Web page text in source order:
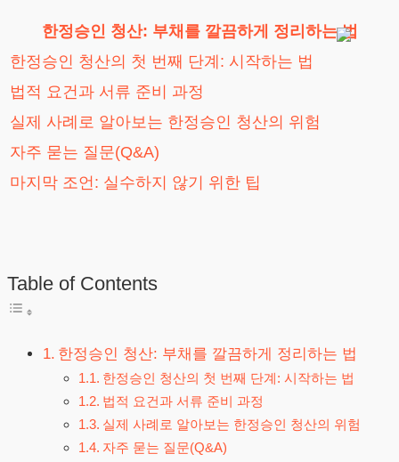
한정승인 청산: 부채를 깔끔하게 정리하는 법
한정승인 청산의 첫 번째 단계: 시작하는 법
법적 요건과 서류 준비 과정
실제 사례로 알아보는 한정승인 청산의 위험
자주 묻는 질문(Q&A)
마지막 조언: 실수하지 않기 위한 팁
Table of Contents
한정승인 청산: 부채를 깔끔하게 정리하는 법
한정승인 청산의 첫 번째 단계: 시작하는 법
법적 요건과 서류 준비 과정
실제 사례로 알아보는 한정승인 청산의 위험
자주 묻는 질문(Q&A)